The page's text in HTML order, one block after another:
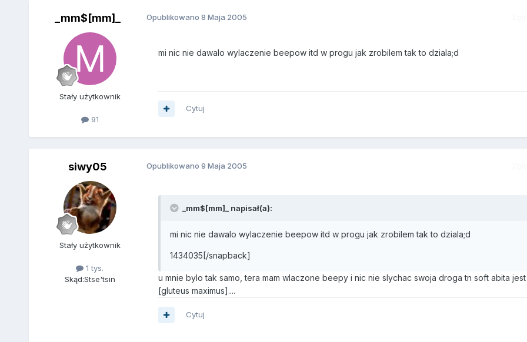
_mm$[mm]_
Stały użytkownik
91
Opublikowano 8 Maja 2005
mi nic nie dawalo wylaczenie beepow itd w progu jak zrobilem tak to dziala;d
Cytuj
siwy05
Stały użytkownik
1 tys.
Skąd:Stse'tsin
Opublikowano 9 Maja 2005
_mm$[mm]_ napisał(a):
mi nic nie dawalo wylaczenie beepow itd w progu jak zrobilem tak to dziala;d
1434035[/snapback]
u mnie bylo tak samo, tera mam wlaczone beepy i nic nie slychac swoja droga tn soft abita
[gluteus maximus]....
Cytuj